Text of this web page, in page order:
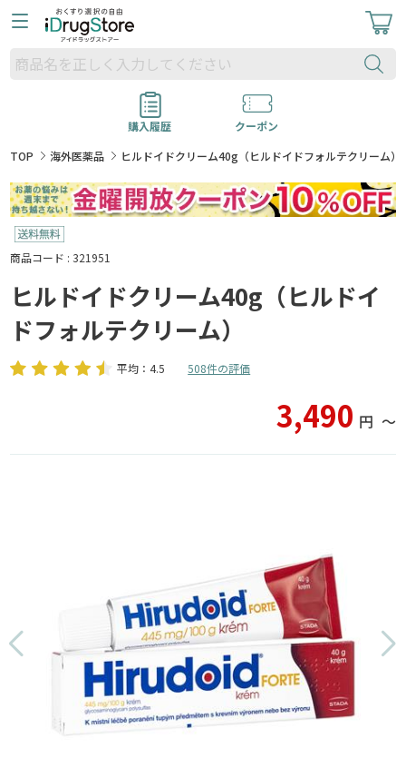
購入履歴
クーポン
TOP
海外医薬品 ヒルドイドクリーム40g（ヒルドイドフォルテクリーム）
商品コード : 321951
ヒルドイドクリーム40g（ヒルドイ
ドフォルテクリーム）
平均：4.5 508件の評価
3,490 円 〜